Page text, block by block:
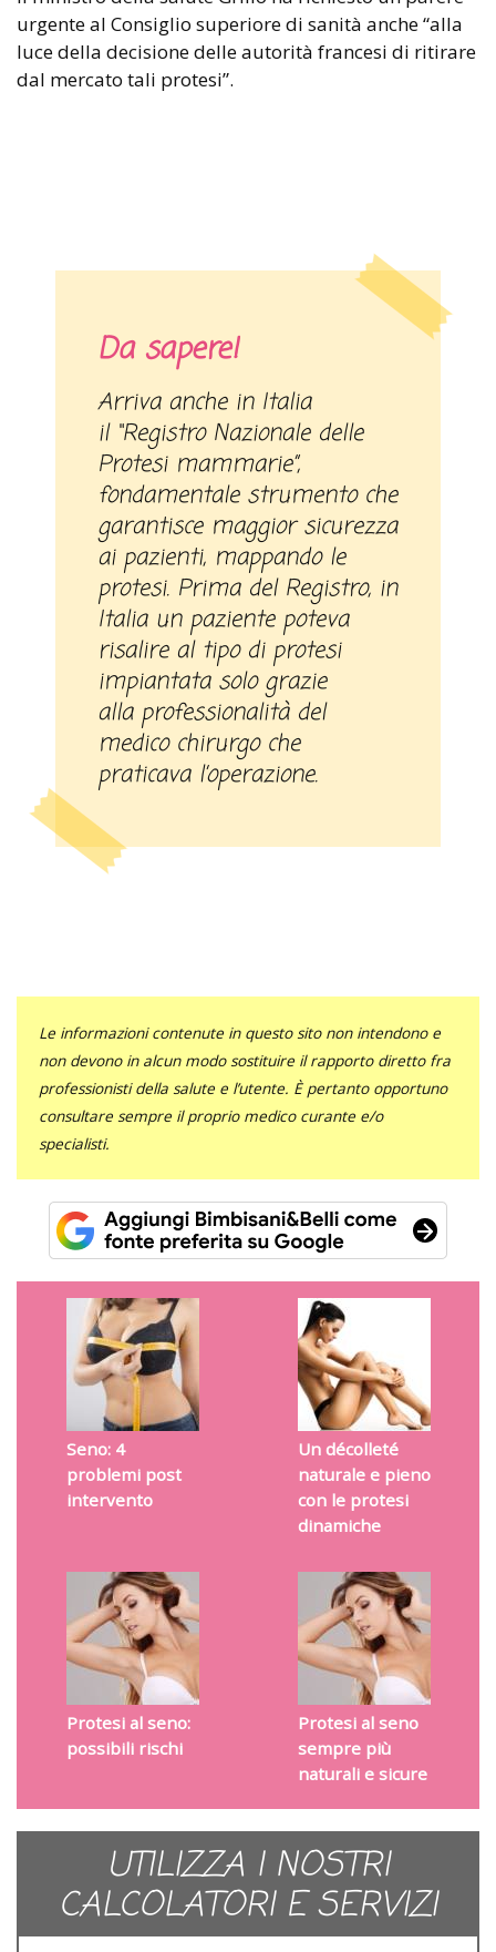
urgente al Consiglio superiore di sanità anche “alla
luce della decisione delle autorità francesi di ritirare
dal mercato tali protesi”.
Da sapere!
Arriva anche in Italia
il “Registro Nazionale delle
Protesi mammarie”,
fondamentale strumento che
garantisce maggior sicurezza
ai pazienti, mappando le
protesi. Prima del Registro, in
Italia un paziente poteva
risalire al tipo di protesi
impiantata solo grazie
alla professionalità del
medico chirurgo che
praticava l’operazione.
Le informazioni contenute in questo sito non intendono e
non devono in alcun modo sostituire il rapporto diretto fra
professionisti della salute e l’utente. È pertanto opportuno
consultare sempre il proprio medico curante e/o
specialisti.
Seno: 4
problemi post
intervento
Un décolleté
naturale e pieno
con le protesi
dinamiche
Protesi al seno:
possibili rischi
Protesi al seno
sempre più
naturali e sicure
UTILIZZA I NOSTRI
CALCOLATORI E SERVIZI